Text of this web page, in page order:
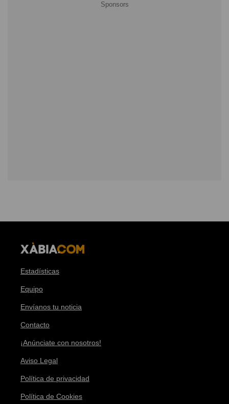
Estadísticas
Equipo
Envíanos tu noticia
Contacto
¡Anúnciate con nosotros!
Aviso Legal
Política de privacidad
Política de Cookies